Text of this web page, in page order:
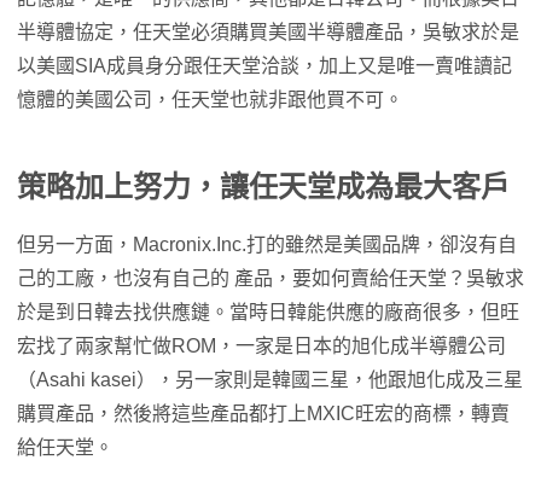
半導體協定，任天堂必須購買美國半導體產品，吳敏求於是
以美國SIA成員身分跟任天堂洽談，加上又是唯一賣唯讀記
憶體的美國公司，任天堂也就非跟他買不可。
策略加上努力，讓任天堂成為最大客戶
但另一方面，Macronix.Inc.打的雖然是美國品牌，卻沒有自
己的工廠，也沒有自己的 產品，要如何賣給任天堂？吳敏求
於是到日韓去找供應鏈。當時日韓能供應的廠商很多，但旺
宏找了兩家幫忙做ROM，一家是日本的旭化成半導體公司
（Asahi kasei），另一家則是韓國三星，他跟旭化成及三星
購買產品，然後將這些產品都打上MXIC旺宏的商標，轉賣
給任天堂。